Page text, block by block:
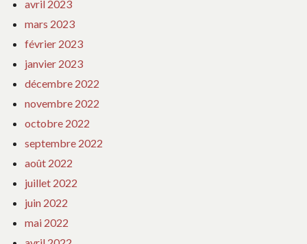
avril 2023
mars 2023
février 2023
janvier 2023
décembre 2022
novembre 2022
octobre 2022
septembre 2022
août 2022
juillet 2022
juin 2022
mai 2022